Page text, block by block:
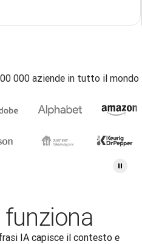
000 aziende in tutto il mondo
IA capisce il contesto e